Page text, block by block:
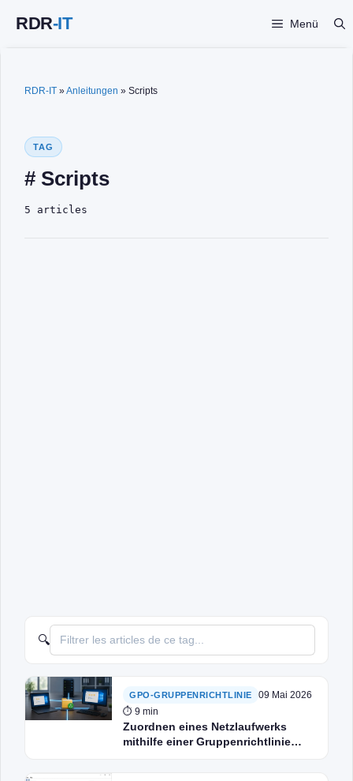
Inhalt
Menü
RDR-IT »Anleitungen » Scripts
TAG
# Scripts
5 articles
🔍
GPO-GRUPPENRICHTLINIE
09 Mai 2026
⏱ 9 min
Zuordnen eines Netzlaufwerks
mithilfe einer Gruppenrichtlinie